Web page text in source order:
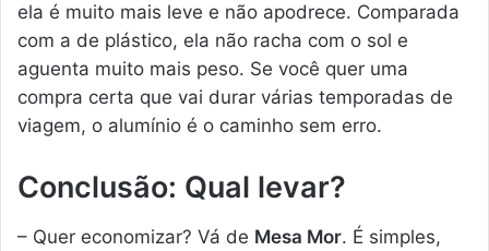
ela é muito mais leve e não apodrece. Comparada
com a de plástico, ela não racha com o sol e
aguenta muito mais peso. Se você quer uma
compra certa que vai durar várias temporadas de
viagem, o alumínio é o caminho sem erro.
Conclusão: Qual levar?
– Quer economizar? Vá de Mesa Mor. É simples,